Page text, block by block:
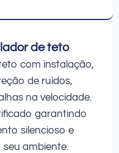
de teto
com instalação,
de ruídos,
na velocidade.
garantindo
silencioso e
ambiente.